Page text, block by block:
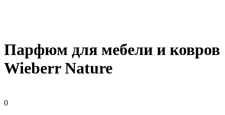
Парфюм для мебели и ковров
Wieberr Nature
0